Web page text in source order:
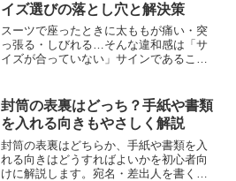
イズ選びの落とし穴と解決策
スーツで座ったときに太ももが痛い・突
っ張る・しびれる…そんな違和感は「サ
イズが合っていない」サインであること
体型が変わってスーツがきつく感じる人
に向けて、太ももが痛...
封筒の表裏はどっち？手紙や書類
を入れる向きもやさしく解説
封筒の表裏はどちらか、手紙や書類を入
れる向きはどうすればよいかを初心者向
けに解説します。宛名・差出人を書く